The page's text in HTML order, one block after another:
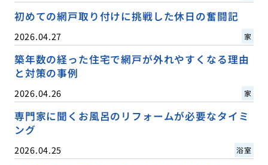
初めての網戸取り付けに挑戦した休日の奮闘記
2026.04.27 家
築年数の経った住宅で網戸が外れやすくなる理由
と対策の事例
2026.04.26 家
専門家に聞くお風呂のリフォームが必要なタイミ
ング
2026.04.25 浴室